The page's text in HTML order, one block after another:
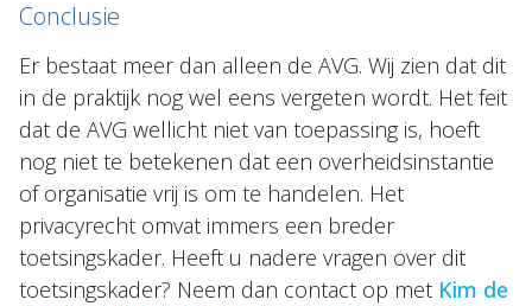
Conclusie
Er bestaat meer dan alleen de AVG. Wij zien dat dit
in de praktijk nog wel eens vergeten wordt. Het feit
dat de AVG wellicht niet van toepassing is, hoeft
nog niet te betekenen dat een overheidsinstantie
of organisatie vrij is om te handelen. Het
privacyrecht omvat immers een breder
toetsingskader. Heeft u nadere vragen over dit
toetsingskader? Neem dan contact op met Kim de